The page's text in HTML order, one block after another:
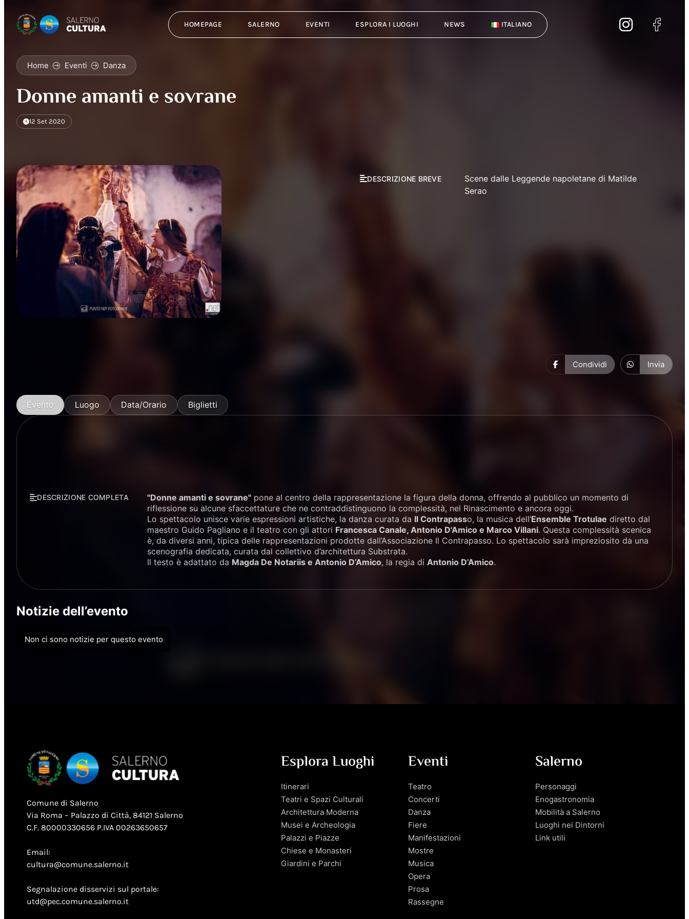
HOMEPAGE SALERNO EVENTI ESPLORA I LUOGHI NEWS ITALIANO
Home Eventi Danza
Donne amanti e sovrane
12 Set 2020
DESCRIZIONE BREVE
Scene dalle Leggende napoletane di Matilde
Serao
Condividi Invia
Evento Luogo Data/Orario Biglietti
DESCRIZIONE COMPLETA "Donne amanti e sovrane"pone al centro della rappresentazione la figura della donna, offrendo al pubblico un momento di
riflessione su alcune sfaccettature che ne contraddistinguono la complessità, nel Rinascimento e ancora oggi.
Lo spettacolo unisce varie espressioni artistiche, la danza curata da Il Contrapasso, la musica dell’Ensemble Trotulae diretto dal
maestro Guido Pagliano e il teatro con gli attori Francesca Canale, Antonio D'Amico e Marco Villani. Questa complessità scenica
è, da diversi anni, tipica delle rappresentazioni prodotte dall’Associazione Il Contrapasso. Lo spettacolo sarà impreziosito da una
scenografia dedicata, curata dal collettivo d’architettura Substrata.
Il testo è adattato da Magda De Notariis e Antonio D’Amico, la regia di Antonio D’Amico.
Notizie dell’evento
Non ci sono notizie per questo evento
Comune di Salerno
Via Roma – Palazzo di Città, 84121 Salerno
C.F. 80000330656 P.IVA 00263650657
Email:
cultura@comune.salerno.it
Segnalazione disservizi sul portale:
utd@pec.comune.salerno.it
Esplora Luoghi
Itinerari
Teatri e Spazi Culturali
Architettura Moderna
Musei e Archeologia
Palazzi e Piazze
Chiese e Monasteri
Giardini e Parchi
Eventi
Teatro
Concerti
Danza
Fiere
Manifestazioni
Mostre
Musica
Opera
Prosa
Rassegne
Salerno
Personaggi
Enogastronomia
Mobilità a Salerno
Luoghi nei Dintorni
Link utili